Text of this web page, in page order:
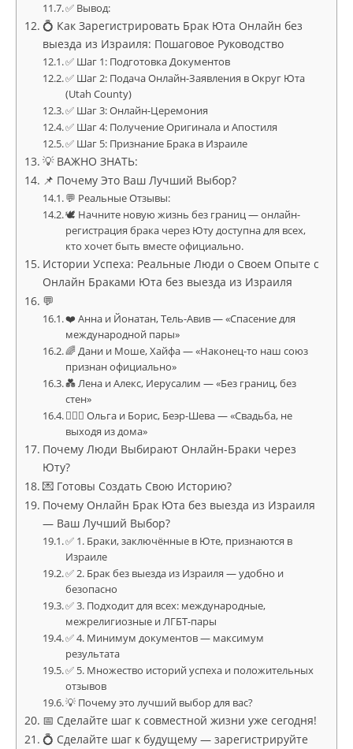
✅ Вывод:
💍 Как Зарегистрировать Брак Юта Онлайн без
выезда из Израиля: Пошаговое Руководство
✅ Шаг 1: Подготовка Документов
✅ Шаг 2: Подача Онлайн-Заявления в Округ Юта
(Utah County)
✅ Шаг 3: Онлайн-Церемония
✅ Шаг 4: Получение Оригинала и Апостиля
✅ Шаг 5: Признание Брака в Израиле
💡 ВАЖНО ЗНАТЬ:
📌 Почему Это Ваш Лучший Выбор?
💬 Реальные Отзывы:
🕊 Начните новую жизнь без границ — онлайн-
регистрация брака через Юту доступна для всех,
кто хочет быть вместе официально.
Истории Успеха: Реальные Люди о Своем Опытe с
Онлайн Браками Юта без выезда из Израиля
💬
❤️ Анна и Йонатан, Тель-Авив — «Спасение для
международной пары»
🌈 Дани и Моше, Хайфа — «Наконец-то наш союз
признан официально»
💑 Лена и Алекс, Иерусалим — «Без границ, без
стен»
👩‍❤️‍👨 Ольга и Борис, Беэр-Шева — «Свадьба, не
выходя из дома»
Почему Люди Выбирают Онлайн-Браки через
Юту?
💌 Готовы Создать Свою Историю?
Почему Онлайн Брак Юта без выезда из Израиля
— Ваш Лучший Выбор?
✅ 1. Браки, заключённые в Юте, признаются в
Израиле
✅ 2. Брак без выезда из Израиля — удобно и
безопасно
✅ 3. Подходит для всех: международные,
межрелигиозные и ЛГБТ-пары
✅ 4. Минимум документов — максимум
результата
✅ 5. Множество историй успеха и положительных
отзывов
💡 Почему это лучший выбор для вас?
📅 Сделайте шаг к совместной жизни уже сегодня!
💍 Сделайте шаг к будущему — зарегистрируйте